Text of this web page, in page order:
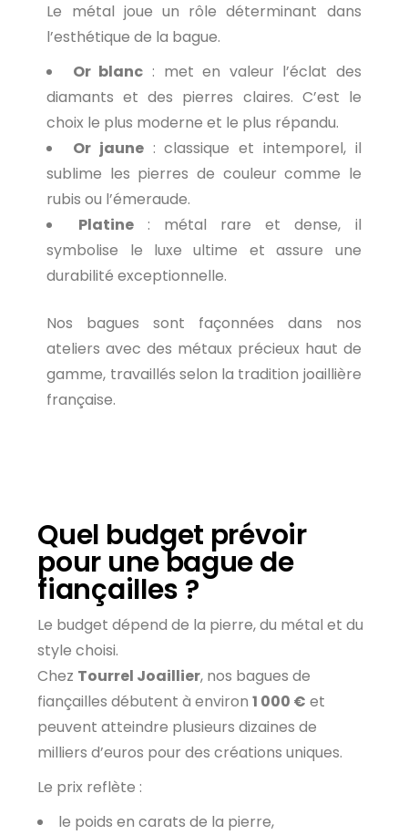
Le métal joue un rôle déterminant dans
l’esthétique de la bague.
Or blanc : met en valeur l’éclat des
diamants et des pierres claires. C’est le
choix le plus moderne et le plus répandu.
Or jaune: classique et intemporel, il
sublime les pierres de couleur comme le
rubis ou l’émeraude.
Platine: métal rare et dense, il
symbolise le luxe ultime et assure une
durabilité exceptionnelle.
Nos bagues sont façonnées dans nos
ateliers avec des métaux précieux haut de
gamme, travaillés selon la tradition joaillière
française.
Quel budget prévoir
pour une bague de
fiançailles ?
Le budget dépend de la pierre, du métal et du
style choisi.
Chez Tourrel Joaillier, nos bagues de
fiançailles débutent à environ1 000 € et
peuvent atteindre plusieurs dizaines de
milliers d’euros pour des créations uniques.
Le prix reflète :
le poids en carats de la pierre,